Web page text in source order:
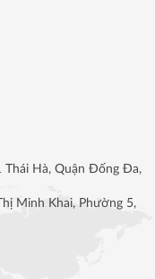
Thái Hà, Quận Đống Đa,
Minh Khai, Phường 5,